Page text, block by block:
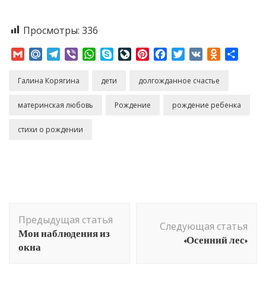
Просмотры: 336
GmailMail.RuTelegram
Viber WhatsApp
SkypeLiveJournal
PinterestFacebookTwitter
VK
Галина Корягина дети долгожданное счастье
материнская любовь Рождение рождение ребенка
стихи о рождении
по
записям
Предыдущая статья
Мои наблюдения из
окна
Следующая статья
«Осенний лес»